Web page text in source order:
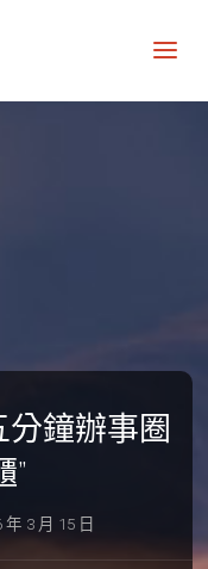
分鐘辦事圈
”
年 3 月 15 日